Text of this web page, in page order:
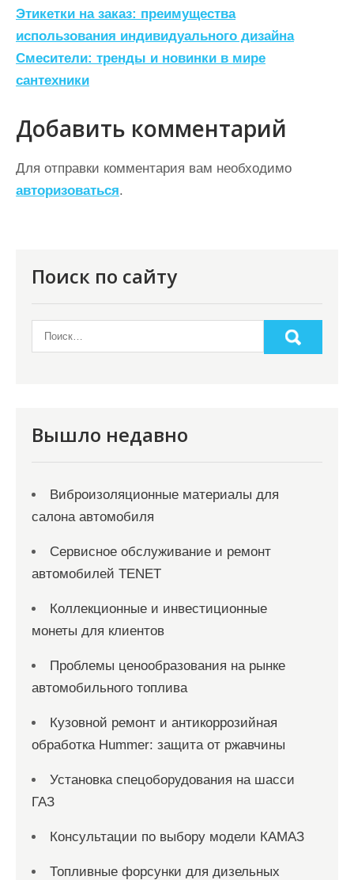
Н
а
в
и
г
а
ц
и
м
Этикетки на заказ: преимущества
использования индивидуального дизайна
Смесители: тренды и новинки в мире
сантехники
Добавить комментарий
Для отправки комментария вам необходимо
авторизоваться.
Поиск по сайту
Вышло недавно
Виброизоляционные материалы для
салона автомобиля
Сервисное обслуживание и ремонт
автомобилей TENET
Коллекционные и инвестиционные
монеты для клиентов
Проблемы ценообразования на рынке
автомобильного топлива
Кузовной ремонт и антикоррозийная
обработка Hummer: защита от ржавчины
Установка спецоборудования на шасси
ГАЗ
Консультации по выбору модели КАМАЗ
Топливные форсунки для дизельных